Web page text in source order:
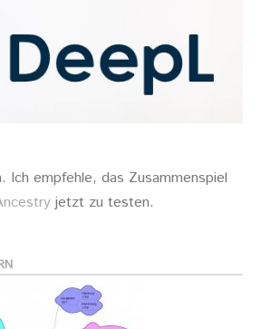
Ich empfehle, das Zusammenspiel
jetzt zu testen.